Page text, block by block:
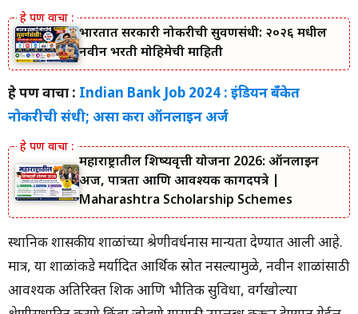
भारतात सरकारी नोकरीची सुवर्णसंधी: २०२६ मधील
नवीन भरती मोहिमेची माहिती
हे पण वाचा : Indian Bank Job 2024 : इंडियन बँकेत
नोकरीची संधी; असा करा ऑनलाइन अर्ज
महाराष्ट्रातील शिष्यवृत्ती योजना 2026: ऑनलाईन
अर्ज, पात्रता आणि आवश्यक कागदपत्रे |
Maharashtra Scholarship Schemes
स्थानिक शासकीय शाळांच्या श्रेणीवर्धनास मान्यता देण्यात आली आहे.
मात्र, या शाळांकडे मर्यादित आर्थिक स्रोत नसल्यामुळे, नवीन शाळांसाठी
आवश्यक अतिरिक्त शिक्षक आणि भौतिक सुविधा, वर्गखोल्या